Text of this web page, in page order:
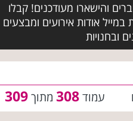
והישארו מעודכנים! קבלו
במייל אודות אירועים ומבצעים
ובחנויות
עמוד308 מתוך309